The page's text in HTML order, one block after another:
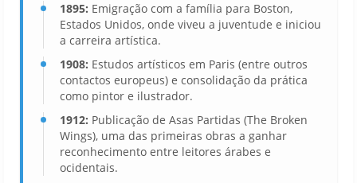
1895: Emigração com a família para Boston,
Estados Unidos, onde viveu a juventude e iniciou
a carreira artística.
1908: Estudos artísticos em Paris (entre outros
contactos europeus) e consolidação da prática
como pintor e ilustrador.
1912: Publicação de Asas Partidas (The Broken
Wings), uma das primeiras obras a ganhar
reconhecimento entre leitores árabes e
ocidentais.